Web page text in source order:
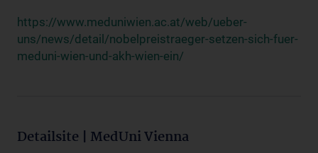
https://www.meduniwien.ac.at/web/ueber-
uns/news/detail/nobelpreistraeger-setzen-sich-fuer-
meduni-wien-und-akh-wien-ein/
Detailsite | MedUni Vienna